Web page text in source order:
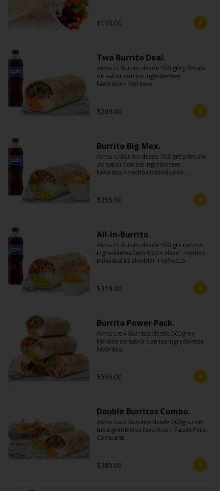
$175.00
Two Burrito Deal.
Arma tu Burrito desde 500 grs y llénalo
de sabor con tus ingredientes
favoritos + Refresco
$209.00
Burrito Big Mex.
Arma tu Burrito desde 500 grs y llénalo
de sabor con tus ingredientes
favoritos + nachos individuales
$255.00
All-In-Burrito.
Arma tu Burrito desde 500 grs con tus
ingredientes favoritos + elote + nachos
individuales cheddar + refresco
$319.00
Burrito Power Pack.
Arma tus 4 Burritos desde 500grs y
llénalos de sabor con tus ingredientes
favoritos.
$595.00
Double Burritos Combo.
Arma tus 2 Burritos desde 500grs con
tus ingredientes favoritos + Papas Para
Compartir.
$385.00